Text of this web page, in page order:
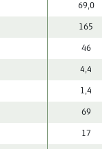
69,0
165
46
4,4
1,4
69
17